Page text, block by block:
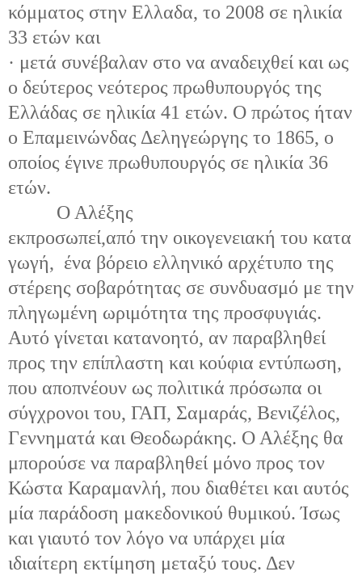
κόμματος στην Ελλαδα, το 2008 σε ηλικία
33 ετών και
· μετά συνέβαλαν στο να αναδειχθεί και ως
ο δεύτερος νεότερος πρωθυπουργός της
Ελλάδας σε ηλικία 41 ετών. Ο πρώτος ήταν
ο Επαμεινώνδας Δεληγεώργης το 1865, ο
οποίος έγινε πρωθυπουργός σε ηλικία 36
ετών.
Ο Αλέξης
εκπροσωπεί,από την οικογενειακή του κατα
γωγή, ένα βόρειο ελληνικό αρχέτυπο της
στέρεης σοβαρότητας σε συνδυασμό με την
πληγωμένη ωριμότητα της προσφυγιάς.
Αυτό γίνεται κατανοητό, αν παραβληθεί
προς την επίπλαστη και κούφια εντύπωση,
που αποπνέουν ως πολιτικά πρόσωπα οι
σύγχρονοι του, ΓΑΠ, Σαμαράς, Βενιζέλος,
Γεννηματά και Θεοδωράκης. Ο Αλέξης θα
μπορούσε να παραβληθεί μόνο προς τον
Κώστα Καραμανλή, που διαθέτει και αυτός
μία παράδοση μακεδονικού θυμικού. Ίσως
και γιαυτό τον λόγο να υπάρχει μία
ιδιαίτερη εκτίμηση μεταξύ τους. Δεν